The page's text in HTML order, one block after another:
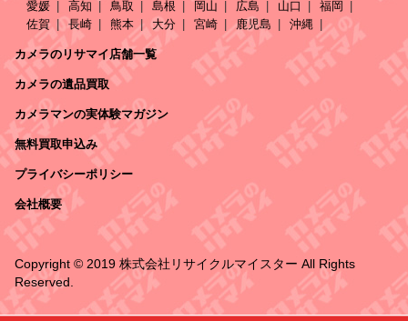
愛媛
高知 鳥取 島根 岡山 広島 山口
福岡
佐賀
長崎 熊本 大分 宮崎 鹿児島 沖縄
カメラのリサマイ店舗一覧
カメラの遺品買取
カメラマンの実体験マガジン
無料買取申込み
プライバシーポリシー
会社概要
Copyright © 2019 株式会社リサイクルマイスター All Rights
Reserved.